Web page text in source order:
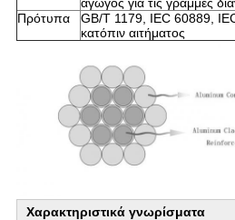
αγωγός για τις γραμμές
Πρότυπα
GB/T 1179, IEC 60889,
κατόπιν αιτήματος
Χαρακτηριστικά γνωρίσματα